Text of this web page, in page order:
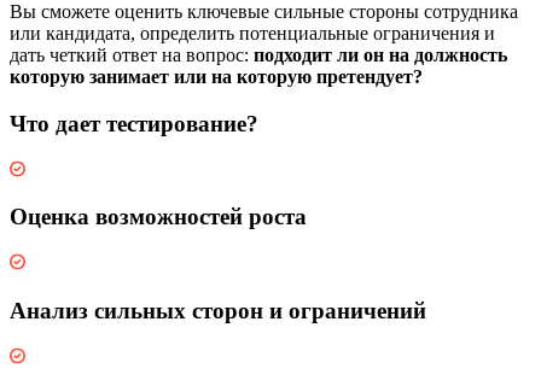
Вы сможете оценить ключевые сильные стороны сотрудника
или кандидата, определить потенциальные ограничения и
дать четкий ответ на вопрос: подходит ли он на должность
которую занимает или на которую претендует?
Что дает тестирование?
Оценка возможностей роста
Анализ сильных сторон и ограничений